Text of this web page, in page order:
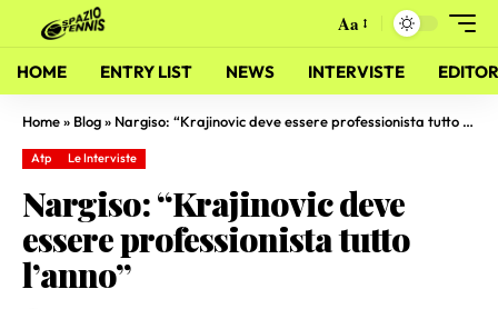
Aa
HOME ENTRY LIST NEWS INTERVISTE
Home» Blog» Nargiso: “Krajinovic deve essere professionista tutto l’anno”
Atp Le Interviste
Nargiso: “Krajinovic deve
essere professionista tutto
l’anno”